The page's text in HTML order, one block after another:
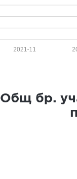
2021-11
Общ бр.